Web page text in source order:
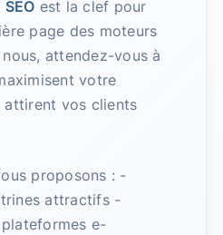
SEO est la clef pour
page des moteurs
attendez-vous à
votre
vos clients
proposons : -
attractifs -
e-